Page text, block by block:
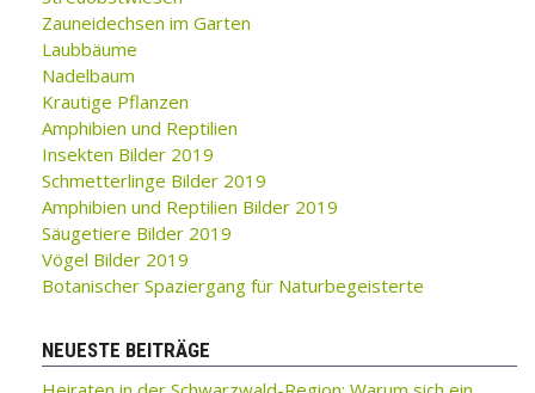
Zauneidechsen im Garten
Laubbäume
Nadelbaum
Krautige Pflanzen
Amphibien und Reptilien
Insekten Bilder 2019
Schmetterlinge Bilder 2019
Amphibien und Reptilien Bilder 2019
Säugetiere Bilder 2019
Vögel Bilder 2019
Botanischer Spaziergang für Naturbegeisterte
NEUESTE BEITRÄGE